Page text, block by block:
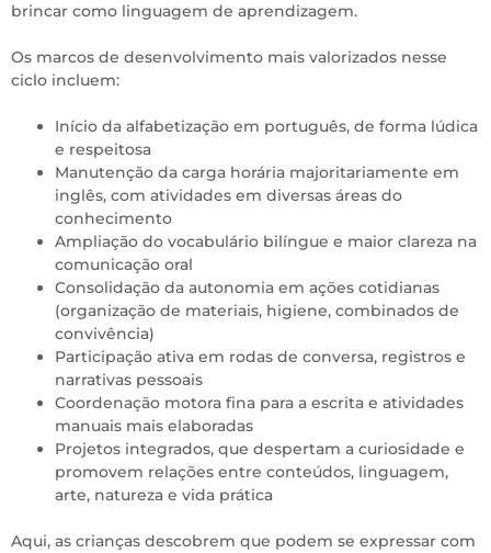
brincar como linguagem de aprendizagem.
Os marcos de desenvolvimento mais valorizados nesse
ciclo incluem:
Início da alfabetização em português, de forma lúdica
e respeitosa
Manutenção da carga horária majoritariamente em
inglês, com atividades em diversas áreas do
conhecimento
Ampliação do vocabulário bilíngue e maior clareza na
comunicação oral
Consolidação da autonomia em ações cotidianas
(organização de materiais, higiene, combinados de
convivência)
Participação ativa em rodas de conversa, registros e
narrativas pessoais
Coordenação motora fina para a escrita e atividades
manuais mais elaboradas
Projetos integrados, que despertam a curiosidade e
promovem relações entre conteúdos, linguagem,
arte, natureza e vida prática
Aqui, as crianças descobrem que podem se expressar com